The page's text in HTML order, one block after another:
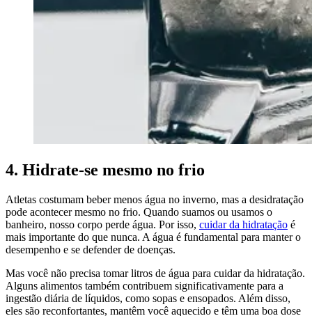
4. Hidrate-se mesmo no frio
Atletas costumam beber menos água no inverno, mas a desidratação
pode acontecer mesmo no frio. Quando suamos ou usamos o
banheiro, nosso corpo perde água. Por isso, cuidar da hidratação é
mais importante do que nunca. A água é fundamental para manter o
desempenho e se defender de doenças.
Mas você não precisa tomar litros de água para cuidar da hidratação.
Alguns alimentos também contribuem significativamente para a
ingestão diária de líquidos, como sopas e ensopados. Além disso,
eles são reconfortantes, mantêm você aquecido e têm uma boa dose